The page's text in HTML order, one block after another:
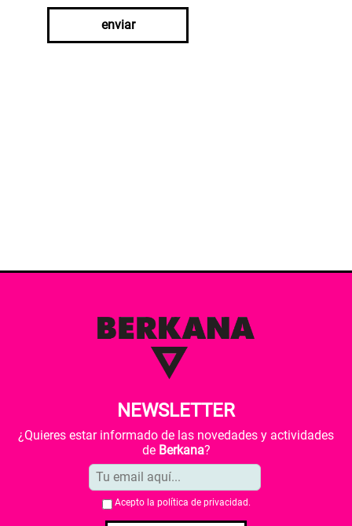
enviar
NEWSLETTER
¿Quieres estar informado de las novedades y actividades
de Berkana?
Acepto la política de privacidad .